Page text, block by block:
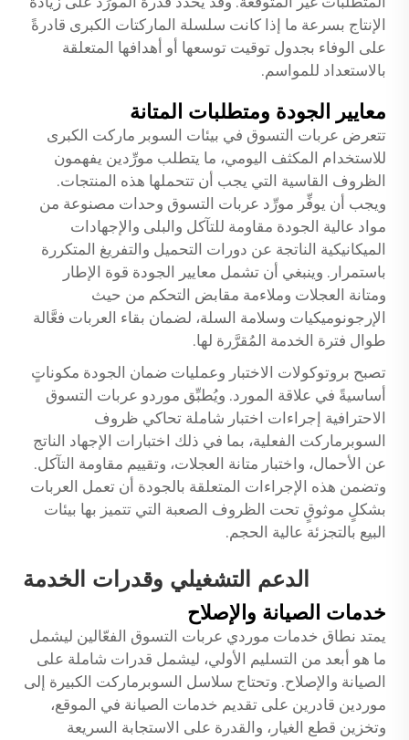
الإنتاج بسرعة ما إذا كانت سلسلة الماركتات الكبرى قادرةً
على الوفاء بجدول توقيت توسعها أو أهدافها المتعلقة
بالاستعداد للمواسم.
معايير الجودة ومتطلبات المتانة
تتعرض عربات التسوق في بيئات السوبر ماركت الكبرى
للاستخدام المكثف اليومي، ما يتطلب مورِّدين يفهمون
الظروف القاسية التي يجب أن تتحملها هذه المنتجات.
ويجب أن يوفِّر مورِّد عربات التسوق وحدات مصنوعة من
مواد عالية الجودة مقاومة للتآكل والبلى والإجهادات
الميكانيكية الناتجة عن دورات التحميل والتفريغ المتكررة
باستمرار. وينبغي أن تشمل معايير الجودة قوة الإطار
ومتانة العجلات وملاءمة مقابض التحكم من حيث
الإرجونوميكيات وسلامة السلة، لضمان بقاء العربات فعَّالة
طوال فترة الخدمة المُقرَّرة لها.
تصبح بروتوكولات الاختبار وعمليات ضمان الجودة مكوناتٍ
أساسيةً في علاقة المورد. ويُطبِّق موردو عربات التسوق
الاحترافية إجراءات اختبار شاملة تحاكي ظروف
السوبرماركت الفعلية، بما في ذلك اختبارات الإجهاد الناتج
عن الأحمال، واختبار متانة العجلات، وتقييم مقاومة التآكل.
وتضمن هذه الإجراءات المتعلقة بالجودة أن تعمل العربات
بشكلٍ موثوقٍ تحت الظروف الصعبة التي تتميز بها بيئات
البيع بالتجزئة عالية الحجم.
الدعم التشغيلي وقدرات الخدمة
خدمات الصيانة والإصلاح
يمتد نطاق خدمات موردي عربات التسوق الفعّالين ليشمل
ما هو أبعد من التسليم الأولي، ليشمل قدرات شاملة على
الصيانة والإصلاح. وتحتاج سلاسل السوبرماركت الكبيرة إلى
موردين قادرين على تقديم خدمات الصيانة في الموقع،
وتخزين قطع الغيار، والقدرة على الاستجابة السريعة